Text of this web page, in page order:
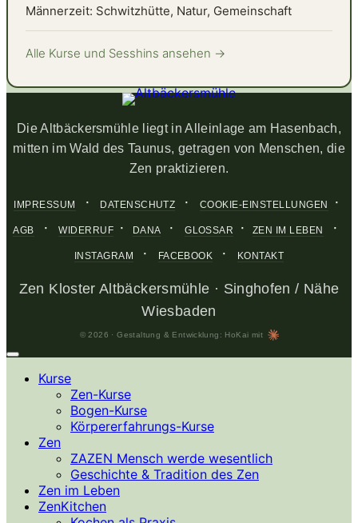
Männerzeit: Schwitzhütte, Natur, Gemeinschaft
Alle Kurse und Sesshins ansehen →
Die Altbäckersmühle liegt in Alleinlage am Hasenbach,
mitten im Wald des Taunus, getragen von Menschen, die
Zen praktizieren.
IMPRESSUM · DATENSCHUTZ · COOKIE-EINSTELLUNGEN ·
AGB · WIDERRUF · DANA · GLOSSAR · ZEN IM LEBEN ·
INSTAGRAM · FACEBOOK · KONTAKT
Zen Kloster Altbäckersmühle · Singhofen / Nähe
Wiesbaden
© 2026 · Gestaltung & Entwicklung: HoKai mit
Kurse
Zen-Kurse
Bogen-Kurse
Körpererfahrungs-Kurse
Zen
ZAZEN Mensch werde wesentlich
Geschichte & Tradition des Zen
Zen im Leben
ZenKitchen